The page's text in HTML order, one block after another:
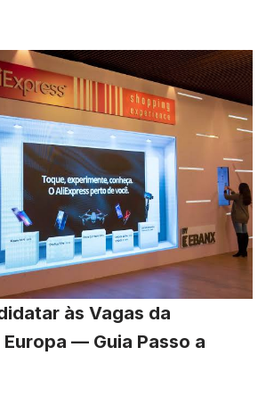
às Vagas da
— Guia Passo a